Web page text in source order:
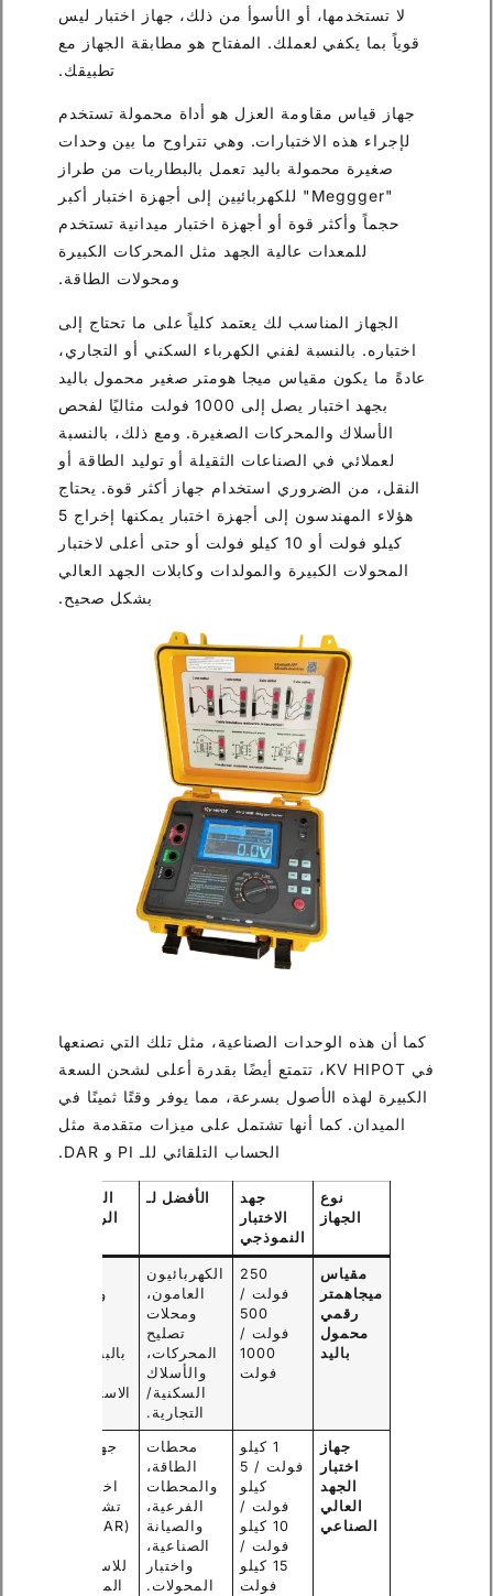
لا تستخدمها، أو الأسوأ من ذلك، جهاز اختبار ليس
قوياً بما يكفي لعملك. المفتاح هو مطابقة الجهاز مع
تطبيقك.
جهاز قياس مقاومة العزل هو أداة محمولة تستخدم
لإجراء هذه الاختبارات. وهي تتراوح ما بين وحدات
صغيرة محمولة باليد تعمل بالبطاريات من طراز
"Meggger" للكهربائيين إلى أجهزة اختبار أكبر
حجماً وأكثر قوة أو أجهزة اختبار ميدانية تستخدم
للمعدات عالية الجهد مثل المحركات الكبيرة
ومحولات الطاقة.
الجهاز المناسب لك يعتمد كلياً على ما تحتاج إلى
اختباره. بالنسبة لفني الكهرباء السكني أو التجاري،
عادةً ما يكون مقياس ميجا هومتر صغير محمول باليد
بجهد اختبار يصل إلى 1000 فولت مثاليًا لفحص
الأسلاك والمحركات الصغيرة. ومع ذلك، بالنسبة
لعملائي في الصناعات الثقيلة أو توليد الطاقة أو
النقل، من الضروري استخدام جهاز أكثر قوة. يحتاج
هؤلاء المهندسون إلى أجهزة اختبار يمكنها إخراج 5
كيلو فولت أو 10 كيلو فولت أو حتى أعلى لاختبار
المحولات الكبيرة والمولدات وكابلات الجهد العالي
بشكل صحيح.
كما أن هذه الوحدات الصناعية، مثل تلك التي نصنعها
في KV HIPOT، تتمتع أيضًا بقدرة أعلى لشحن السعة
الكبيرة لهذه الأصول بسرعة، مما يوفر وقتًا ثمينًا في
الميدان. كما أنها تشتمل على ميزات متقدمة مثل
الحساب التلقائي للـ PI و DAR.
نوع
الجهاز
جهد
الاختبار
النموذجي
الأفضل لـ
الميزات
الرئيسية
مقياس
ميجاهمتر
رقمي
محمول
باليد
250
فولت /
500
فولت /
1000
فولت
الكهربائيون
العامون،
ومحلات
تصليح
المحركات،
والأسلاك
السكنية/
التجارية.
وخفيف
بالبطارية،
الاستخدام.
جهاز
اختبار
الجهد
العالي
الصناعي
1 كيلو
فولت / 5
كيلو
فولت /
10 كيلو
فولت /
15 كيلو
فولت
محطات
الطاقة،
والمحطات
الفرعية،
والصيانة
الصناعية،
واختبار
المحولات.
جهد/قوة
اختبارات
تشخيصية
للاستخدام
الميداني.